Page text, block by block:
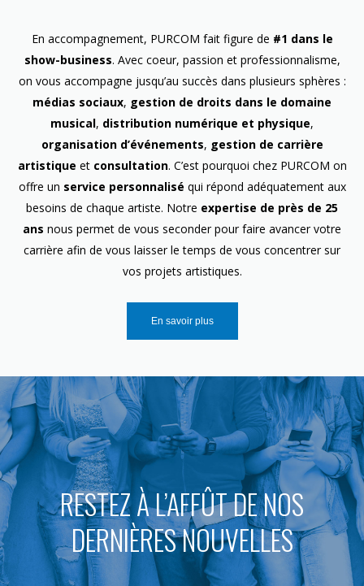
En accompagnement, PURCOM fait figure de #1 dans le
show-business. Avec coeur, passion et professionnalisme,
on vous accompagne jusqu’au succès dans plusieurs sphères :
médias sociaux, gestion de droits dans le domaine
musical, distribution numérique et physique,
organisation d’événements, gestion de carrière
artistique etconsultation. C’est pourquoi chez PURCOM on
offre un service personnalisé qui répond adéquatement aux
besoins de chaque artiste. Notre expertise de près de 25
ans nous permet de vous seconder pour faire avancer votre
carrière afin de vous laisser le temps de vous concentrer sur
vos projets artistiques.
En savoir plus
RESTEZ À L’AFFÛT DE NOS
DERNIÈRES NOUVELLES